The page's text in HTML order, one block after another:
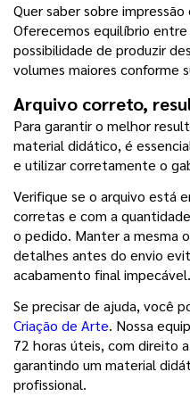
Quer saber sobre
Oferecemos equilíbrio
possibilidade de produzir
volumes maiores conforme
Arquivo correto,
Para garantir o melhor
material didático, é
e utilizar corretamente o
Verifique se o arquivo está
corretas e com a
o pedido. Manter a mesma
detalhes antes do envio
acabamento final impecável.
Criação de Arte. Nossa
72 horas úteis, com direito
garantindo um material
profissional.